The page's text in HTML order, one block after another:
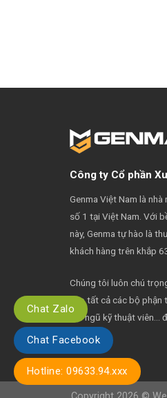
Công ty Cổ phần
Genma Việt Nam là
số 1 tại Việt Nam. Với
này, Genma tự hào là
khách hàng trên khắp
Chúng tôi luôn chú
cho tất cả các bộ phận
đội ngũ kỹ thuật viên…
nhất.
Chat Zalo
Chat Facebook
Hotline: 09633.94.xxx